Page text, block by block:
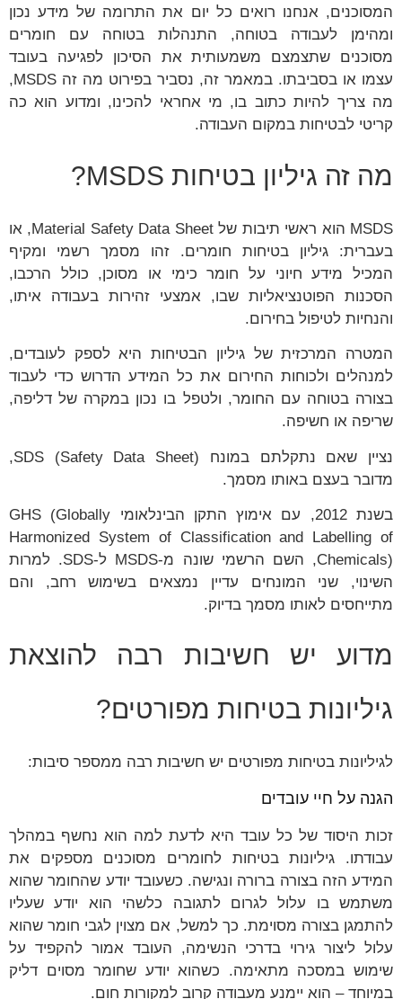
המסוכנים, אנחנו רואים כל יום את התרומה של מידע נכון
ומהימן לעבודה בטוחה, התנהלות בטוחה עם חומרים
מסוכנים שתצמצם משמעותית את הסיכון לפגיעה בעובד
עצמו או בסביבתו. במאמר זה, נסביר בפירוט מה זה MSDS,
מה צריך להיות כתוב בו, מי אחראי להכינו, ומדוע הוא כה
קריטי לבטיחות במקום העבודה.
מה זה גיליון בטיחות MSDS?
MSDS הוא ראשי תיבות של Material Safety Data Sheet, או
בעברית: גיליון בטיחות חומרים. זהו מסמך רשמי ומקיף
המכיל מידע חיוני על חומר כימי או מסוכן, כולל הרכבו,
הסכנות הפוטנציאליות שבו, אמצעי זהירות בעבודה איתו,
והנחיות לטיפול בחירום.
המטרה המרכזית של גיליון הבטיחות היא לספק לעובדים,
למנהלים ולכוחות החירום את כל המידע הדרוש כדי לעבוד
בצורה בטוחה עם החומר, ולטפל בו נכון במקרה של דליפה,
שריפה או חשיפה.
נציין שאם נתקלתם במונח SDS (Safety Data Sheet),
מדובר בעצם באותו מסמך.
בשנת 2012, עם אימוץ התקן הבינלאומי GHS (Globally
Harmonized System of Classification and Labelling of
Chemicals), השם הרשמי שונה מ-MSDS ל-SDS. למרות
השינוי, שני המונחים עדיין נמצאים בשימוש רחב, והם
מתייחסים לאותו מסמך בדיוק.
מדוע יש חשיבות רבה להוצאת
גיליונות בטיחות מפורטים?
לגיליונות בטיחות מפורטים יש חשיבות רבה ממספר סיבות:
הגנה על חיי עובדים
זכות היסוד של כל עובד היא לדעת למה הוא נחשף במהלך
עבודתו. גיליונות בטיחות לחומרים מסוכנים מספקים את
המידע הזה בצורה ברורה ונגישה. כשעובד יודע שהחומר שהוא
משתמש בו עלול לגרום לתגובה כלשהי הוא יודע שעליו
להתמגן בצורה מסוימת. כך למשל, אם מצוין לגבי חומר שהוא
עלול ליצור גירוי בדרכי הנשימה, העובד אמור להקפיד על
שימוש במסכה מתאימה. כשהוא יודע שחומר מסוים דליק
במיוחד – הוא יימנע מעבודה קרוב למקורות חום.